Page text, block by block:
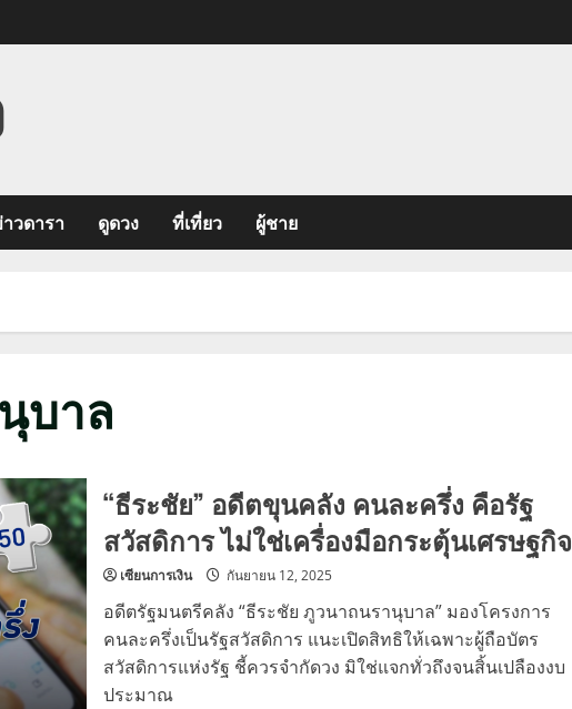
วดารา ดูดวง ที่เที่ยว ผู้ชาย
บาล
“ธีระชัย” อดีตขุนคลัง คนละครึ่ง คือรัฐ
สวัสดิการ ไม่ใช่เครื่องมือกระตุ้นเศรษฐกิจ
เซียนการเงิน กันยายน 12, 2025
อดีตรัฐมนตรีคลัง “ธีระชัย ภูวนาถนรานุบาล” มองโครงการ
คนละครึ่งเป็นรัฐสวัสดิการ แนะเปิดสิทธิให้เฉพาะผู้ถือบัตร
สวัสดิการแห่งรัฐ ชี้ควรจำกัดวง มิใช่แจกทั่วถึงจนสิ้นเปลืองงบ
ประมาณ